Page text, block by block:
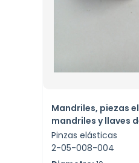
Mandriles, piezas
mandriles y llaves
Pinzas elásticas
2-05-008-004